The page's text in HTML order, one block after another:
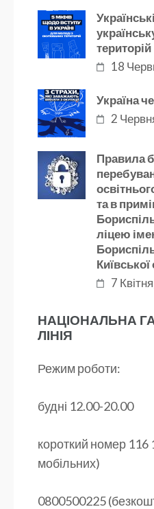
територій
18
Україна
2
Правила
та в
ліцею
Київської
7
НАЦІОНАЛЬНА
ЛІНІЯ
Режим роботи:
будні 12.00-20.00
короткий номер 116
мобільних)
0800500225